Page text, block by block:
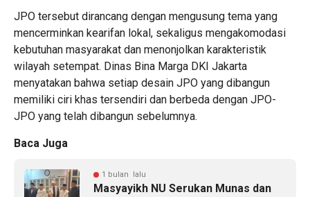
JPO tersebut dirancang dengan mengusung tema yang
mencerminkan kearifan lokal, sekaligus mengakomodasi
kebutuhan masyarakat dan menonjolkan karakteristik
wilayah setempat. Dinas Bina Marga DKI Jakarta
menyatakan bahwa setiap desain JPO yang dibangun
memiliki ciri khas tersendiri dan berbeda dengan JPO-
JPO yang telah dibangun sebelumnya.
Baca Juga
1 bulan lalu
Masyayikh NU Serukan Munas dan